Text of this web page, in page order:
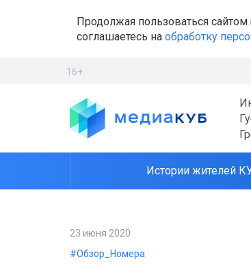
Продолжая пользоваться
соглашаетесь на обработку
16+
Истории жителей
23 июня 2020
#Обзор_Номера